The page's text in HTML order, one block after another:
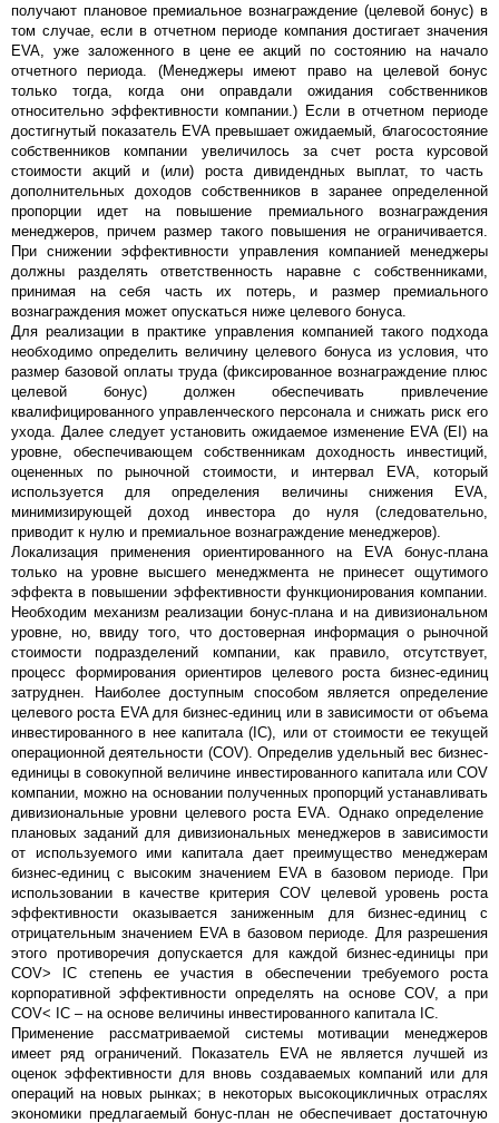
получают плановое премиальное вознаграждение (целевой бонус) в
том случае, если в отчетном периоде компания достигает значения
EVA, уже заложенного в цене ее акций по состоянию на начало
отчетного периода. (Менеджеры имеют право на целевой бонус
только тогда, когда они оправдали ожидания собственников
относительно эффективности компании.) Если в отчетном периоде
достигнутый показатель EVA превышает ожидаемый, благосостояние
собственников компании увеличилось за счет роста курсовой
стоимости акций и (или) роста дивидендных выплат, то часть
дополнительных доходов собственников в заранее определенной
пропорции идет на повышение премиального вознаграждения
менеджеров, причем размер такого повышения не ограничивается.
При снижении эффективности управления компанией менеджеры
должны разделять ответственность наравне с собственниками,
принимая на себя часть их потерь, и размер премиального
вознаграждения может опускаться ниже целевого бонуса.
Для реализации в практике управления компанией такого подхода
необходимо определить величину целевого бонуса из условия, что
размер базовой оплаты труда (фиксированное вознаграждение плюс
целевой бонус) должен обеспечивать привлечение
квалифицированного управленческого персонала и снижать риск его
ухода. Далее следует установить ожидаемое изменение EVA (EI) на
уровне, обеспечивающем собственникам доходность инвестиций,
оцененных по рыночной стоимости, и интервал EVA, который
используется для определения величины снижения EVA,
минимизирующей доход инвестора до нуля (следовательно,
приводит к нулю и премиальное вознаграждение менеджеров).
Локализация применения ориентированного на EVA бонус-плана
только на уровне высшего менеджмента не принесет ощутимого
эффекта в повышении эффективности функционирования компании.
Необходим механизм реализации бонус-плана и на дивизиональном
уровне, но, ввиду того, что достоверная информация о рыночной
стоимости подразделений компании, как правило, отсутствует,
процесс формирования ориентиров целевого роста бизнес-единиц
затруднен. Наиболее доступным способом является определение
целевого роста EVA для бизнес-единиц или в зависимости от объема
инвестированного в нее капитала (IC), или от стоимости ее текущей
операционной деятельности (COV). Определив удельный вес бизнес-
единицы в совокупной величине инвестированного капитала или COV
компании, можно на основании полученных пропорций устанавливать
дивизиональные уровни целевого роста EVA. Однако определение
плановых заданий для дивизиональных менеджеров в зависимости
от используемого ими капитала дает преимущество менеджерам
бизнес-единиц с высоким значением EVA в базовом периоде. При
использовании в качестве критерия COV целевой уровень роста
эффективности оказывается заниженным для бизнес-единиц с
отрицательным значением EVA в базовом периоде. Для разрешения
этого противоречия допускается для каждой бизнес-единицы при
COV> IC степень ее участия в обеспечении требуемого роста
корпоративной эффективности определять на основе COV, а при
COV< IC – на основе величины инвестированного капитала IC.
Применение рассматриваемой системы мотивации менеджеров
имеет ряд ограничений. Показатель EVA не является лучшей из
оценок эффективности для вновь создаваемых компаний или для
операций на новых рынках; в некоторых высокоцикличных отраслях
экономики предлагаемый бонус-план не обеспечивает достаточную